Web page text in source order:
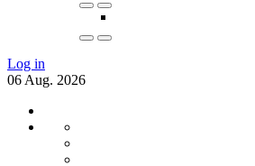
Log in
06 Aug. 2026